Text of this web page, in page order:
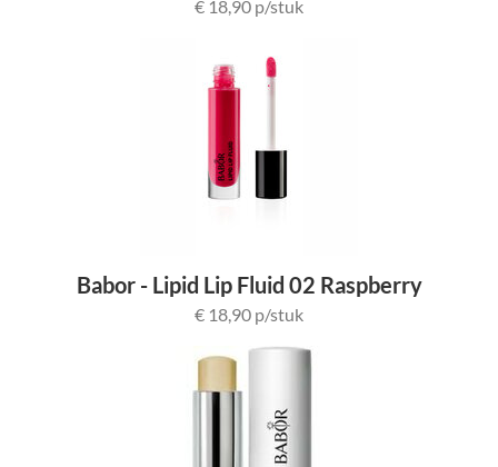
€ 18,90 p/stuk
Babor - Lipid Lip Fluid 02 Raspberry
€ 18,90 p/stuk